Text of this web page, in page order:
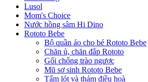
Lusol
Mom's Choice
Nước hồng sâm Hi Dino
Rototo Bebe
Bộ quần áo cho bé Rototo Bebe
Chăn ủ, chăn đắp Rototo
Gối chống trào ngược
Mũ sơ sinh Rototo Bebe
Tấm lót và thảm điều hoà